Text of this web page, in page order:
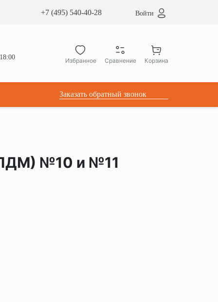
+7 (495) 540-40-28 Войти
Избранное Сравнение Корзина
лестницы ATICCO
Заказать обратный звонок
№10 и №11